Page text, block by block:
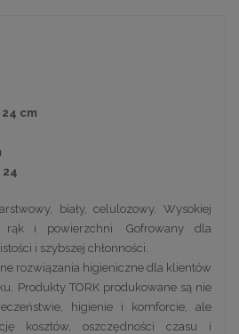
cm
biały, celulozowy. Wysokiej
rąk i powierzchni. Gofrowany dla
i szybszej chłonności.
rozwiązania higieniczne dla klientów
Produkty TORK produkowane są nie
higienie i komforcie, ale
kosztów, oszczędności czasu i